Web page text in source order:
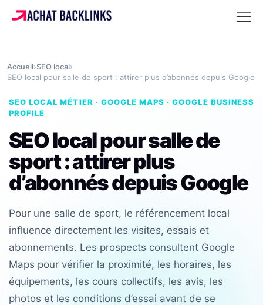
Accueil›SEO local›
SEO local pour salle de sport : attirer plus d’abonnés depuis Google
SEO LOCAL MÉTIER · GOOGLE MAPS · GOOGLE BUSINESS
PROFILE
SEO local pour salle de
sport : attirer plus
d’abonnés depuis Google
Pour une salle de sport, le référencement local
influence directement les visites, essais et
abonnements. Les prospects consultent Google
Maps pour vérifier la proximité, les horaires, les
équipements, les cours collectifs, les avis, les
photos et les conditions d’essai avant de se